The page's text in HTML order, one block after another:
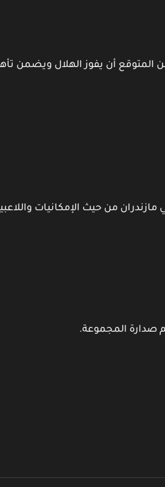
المتوقع أن يفوز الهلال ويضمن
من حيث الإمكانيات
صدارة المجموعة.